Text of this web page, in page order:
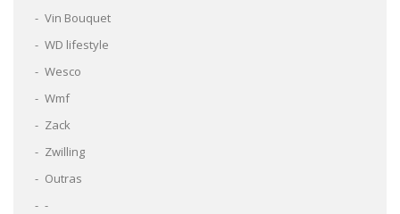
Vin Bouquet
WD lifestyle
Wesco
Wmf
Zack
Zwilling
Outras
-